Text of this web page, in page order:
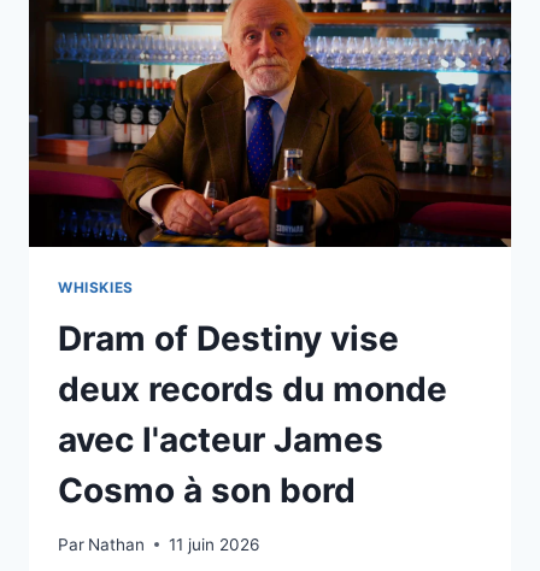
WHISKIES
Dram of Destiny vise
deux records du monde
avec l'acteur James
Cosmo à son bord
Par Nathan 11 juin 2026